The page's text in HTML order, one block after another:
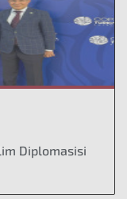
Diplomasisi